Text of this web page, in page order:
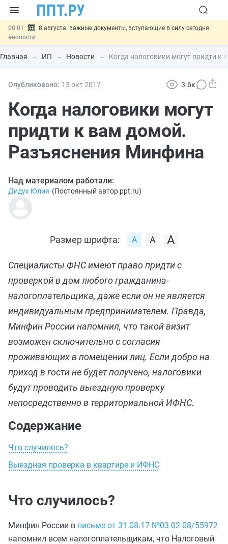
00:01
8 августа: важные документы, вступающие в силу сегодня
#новости
07.08 Подписан закон о блокировке продажи опасных товаров через
«Честный знак»
#новости
07.08 Госпошлину за устранение ошибок в документах предлагают
07.08
отношений#новости
Главная ИП Новости Когда налоговики могут придти
Опубликовано: 13 окт2017 3.6к
Когда налоговики могут
придти к вам домой.
Разъяснения Минфина
Над материалом работали:
Дидух Юлия (Постоянный автор ppt.ru)
Размер шрифта:
Специалисты ФНС имеют право придти с
проверкой в дом любого гражданина-
налогоплательщика, даже если он не является
индивидуальным предпринимателем. Правда,
Минфин России напомнил, что такой визит
возможен сключительно с согласия
проживающих в помещении лиц. Если добро на
приход в гости не будет получено, налоговики
будут проводить выездную проверку
непосредственно в территориальной ИФНС.
Содержание
Что случилось?
Выездная проверка в квартире и ИФНС
Что случилось?
Минфин России в письме от 31.08.17 №03-02-08/55972
напомнил всем налогоплательщикам, что Налоговый